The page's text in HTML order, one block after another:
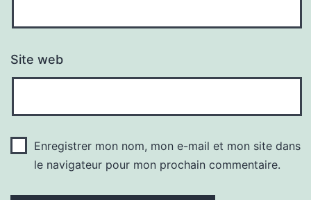
Site web
Enregistrer mon nom, mon e-mail et mon site dans
le navigateur pour mon prochain commentaire.